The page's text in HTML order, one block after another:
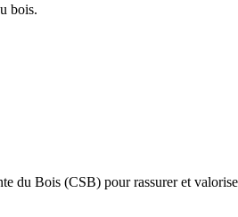
bois.
du Bois (CSB) pour rassurer et